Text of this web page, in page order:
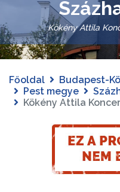
Kökény Attila
Főoldal
Budapest-
Pest megye
Kökény Attila